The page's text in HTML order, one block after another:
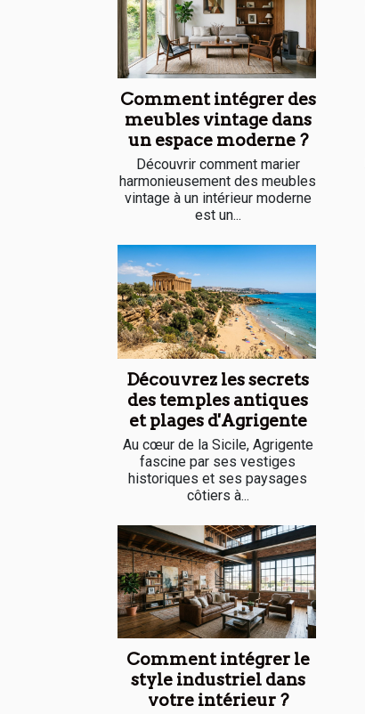
Comment intégrer des
meubles vintage dans
un espace moderne ?
Découvrir comment marier
harmonieusement des meubles
vintage à un intérieur moderne
est un...
Découvrez les secrets
des temples antiques
et plages d'Agrigente
Au cœur de la Sicile, Agrigente
fascine par ses vestiges
historiques et ses paysages
côtiers à...
Comment intégrer le
style industriel dans
votre intérieur ?